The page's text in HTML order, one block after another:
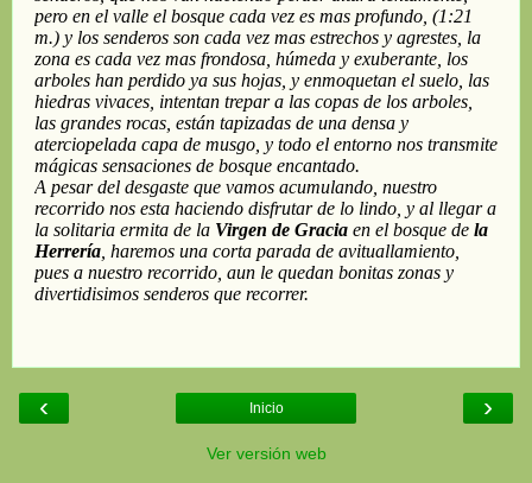
‹ ›
Inicio
Ver versión web